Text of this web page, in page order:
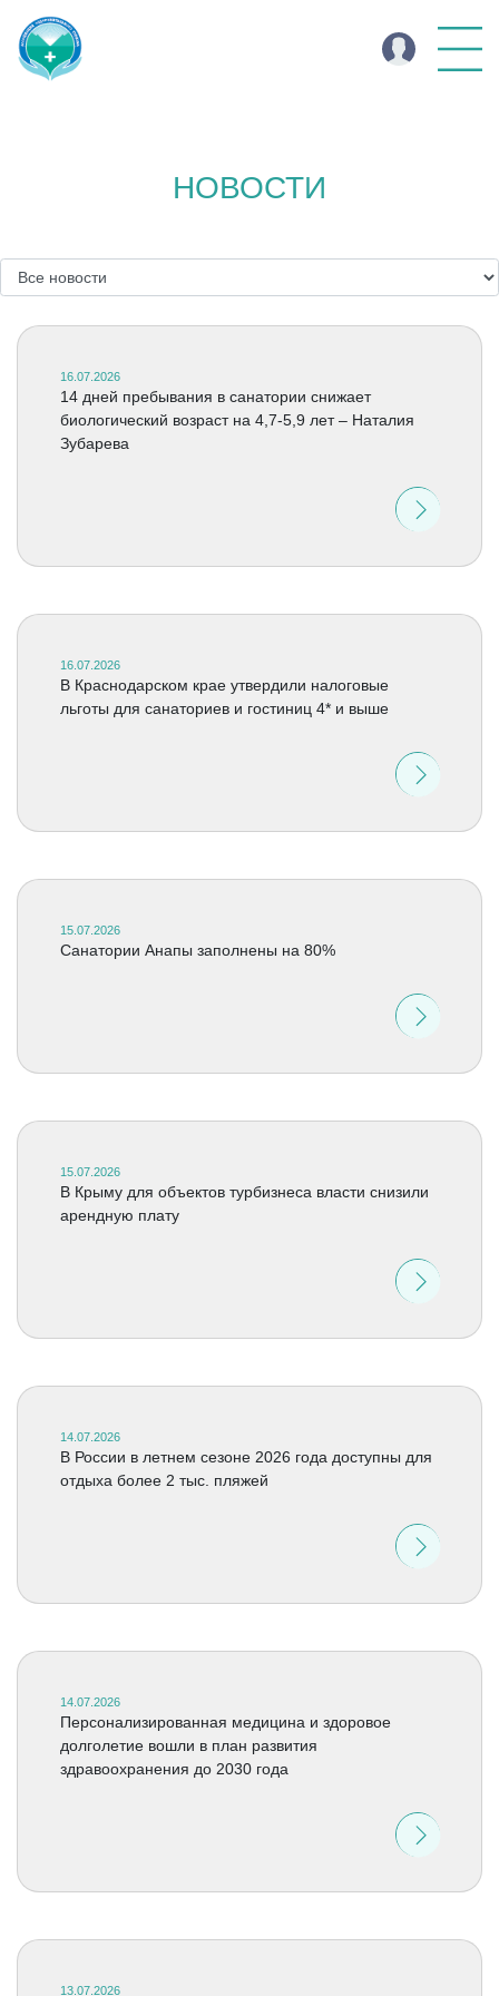
НОВОСТИ
16.07.2026
14 дней пребывания в санатории снижает
биологический возраст на 4,7-5,9 лет – Наталия
Зубарева
16.07.2026
В Краснодарском крае утвердили налоговые
льготы для санаториев и гостиниц 4* и выше
15.07.2026
Санатории Анапы заполнены на 80%
15.07.2026
В Крыму для объектов турбизнеса власти снизили
арендную плату
14.07.2026
В России в летнем сезоне 2026 года доступны для
отдыха более 2 тыс. пляжей
14.07.2026
Персонализированная медицина и здоровое
долголетие вошли в план развития
здравоохранения до 2030 года
13.07.2026